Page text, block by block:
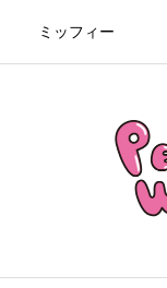
ミッフィー